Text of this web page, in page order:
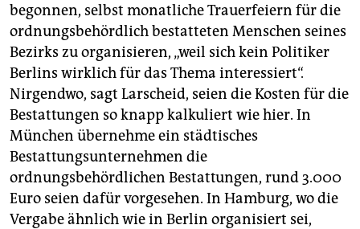
Eine ordnungsbehördliche Bestattung wird vom
zuständigen Bezirksamt veranlasst, wenn keine
bestattungspflichtigen Angehörigen ermittelt werden
konnten oder diese die Bestattung nicht veranlassen.
Die meisten ordnungsbehördlichen Bestattungen
sind Feuerbestattungen, das Bezirksamt muss aber
den schriftlichen Willen zur Art der Beisetzung,
Religion oder Weltanschauung berücksichtigen. Das
per Ausschreibung ausgewählte
Bestattungsunternehmen erhält derzeit rund 150 Euro
pro Todesfall. Dazu kommen auch hier die Kosten der
Einäscherung und die Friedhofsgebühren.
begonnen, selbst monatliche Trauerfeiern für die
ordnungsbehördlich bestatteten Menschen seines
Bezirks zu organisieren, „weil sich kein Politiker
Berlins wirklich für das Thema interessiert“.
Nirgendwo, sagt Larscheid, seien die Kosten für die
Bestattungen so knapp kalkuliert wie hier. In
München übernehme ein städtisches
Bestattungsunternehmen die
ordnungsbehördlichen Bestattungen, rund 3.000
Euro seien dafür vorgesehen. In Hamburg, wo die
Vergabe ähnlich wie in Berlin organisiert sei,